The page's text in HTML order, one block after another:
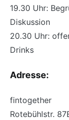
19.30 Uhr:
Diskussion
20.30 Uhr:
Drinks
Adresse:
fintogether
Rotebühlstr.